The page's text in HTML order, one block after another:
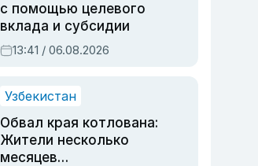
с помощью целевого
вклада и субсидии
13:41 / 06.08.2026
Узбекистан
Обвал края котлована:
Жители несколько
месяцев